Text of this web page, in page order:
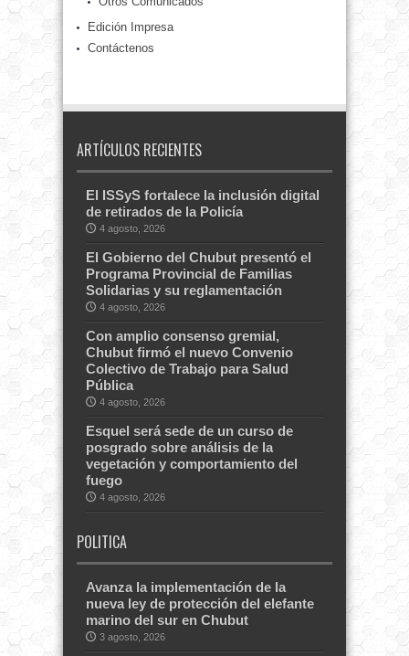
Edición Impresa
Contáctenos
ARTÍCULOS RECIENTES
El ISSyS fortalece la inclusión digital
de retirados de la Policía
4 agosto, 2026
El Gobierno del Chubut presentó el
Programa Provincial de Familias
Solidarias y su reglamentación
4 agosto, 2026
Con amplio consenso gremial,
Chubut firmó el nuevo Convenio
Colectivo de Trabajo para Salud
Pública
4 agosto, 2026
Esquel será sede de un curso de
posgrado sobre análisis de la
vegetación y comportamiento del
fuego
4 agosto, 2026
POLITICA
Avanza la implementación de la
nueva ley de protección del elefante
marino del sur en Chubut
3 agosto, 2026